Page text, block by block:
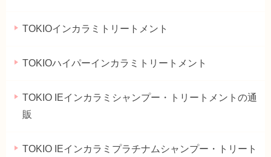
TOKIOインカラミトリートメント
TOKIOハイパーインカラミトリートメント
TOKIO IEインカラミシャンプー・トリートメントの通
販
TOKIO IEインカラミプラチナムシャンプー・トリート